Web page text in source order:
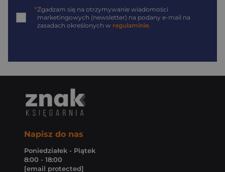
*Zgadzam się na otrzymywanie wiadomości
marketingowych (newsletter) na podany e-mail na
zasadach określonych w regulaminie
Napisz do nas
Poniedziałek - Piątek
8:00 - 18:00
[email protected]